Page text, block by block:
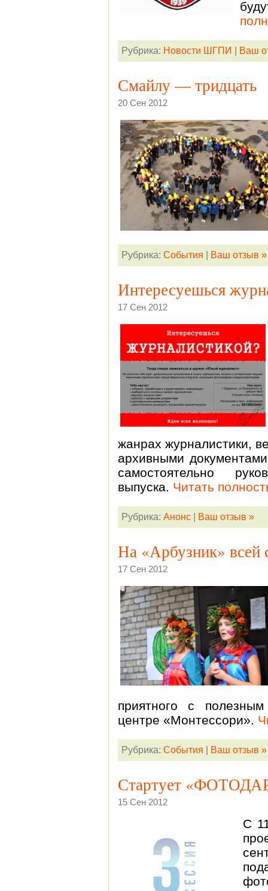
Рубрика: Новости ШГПИ Ваш
Смайлу — тридцать
20 Сен 2012
Рубрика: События Ваш отзыв »
Интересуешься
17 Сен 2012
жанрах журналистики,
архивными
самостоятельно
выпуска. Читать
Рубрика: Анонс| Ваш отзыв »
На «Арбузник» всей
17 Сен 2012
приятного с
центре «Монтессори».
Рубрика: События Ваш отзыв »
Стартует
15 Сен 2012
С